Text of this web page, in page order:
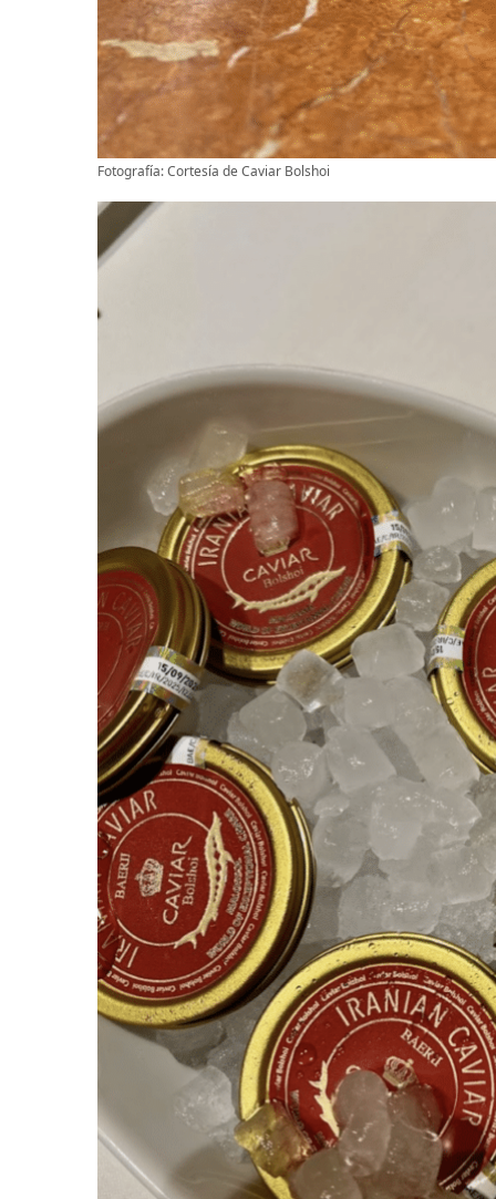
Fotografía: Cortesía de Caviar Bolshoi